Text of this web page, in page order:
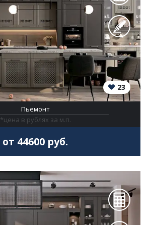
23
Пьемонт
*цена в рублях за м.п.
от 44600 руб.